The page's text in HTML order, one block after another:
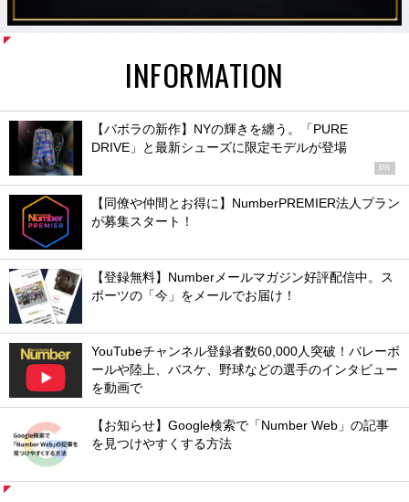
INFORMATION
【バボラの新作】NYの輝きを纏う。「PURE
DRIVE」と最新シューズに限定モデルが登場
PR
【同僚や仲間とお得に】NumberPREMIER法人プラン
が募集スタート！
【登録無料】Numberメールマガジン好評配信中。ス
ポーツの「今」をメールでお届け！
YouTubeチャンネル登録者数60,000人突破！バレーボ
ールや陸上、バスケ、野球などの選手のインタビュー
を動画で
【お知らせ】Google検索で「Number Web」の記事
を見つけやすくする方法